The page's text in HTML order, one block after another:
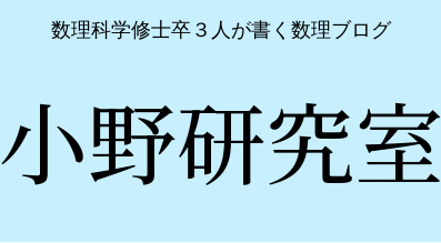
数理科学修士卒３人が書く数理ブログ
小野研究室